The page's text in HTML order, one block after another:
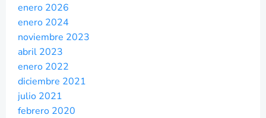
enero 2026
enero 2024
noviembre 2023
abril 2023
enero 2022
diciembre 2021
julio 2021
febrero 2020